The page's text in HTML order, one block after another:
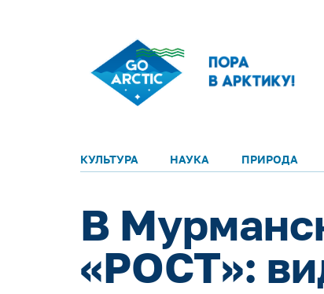
КУЛЬТУРА НАУКА ПРИРОДА
В
«РОСТ»: